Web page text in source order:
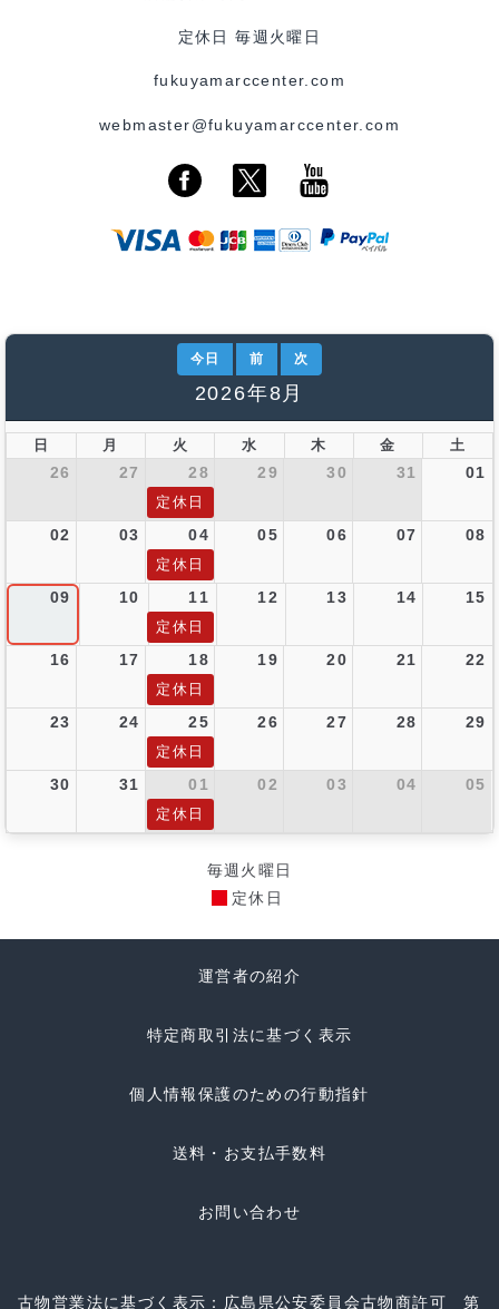
定休日 毎週火曜日
fukuyamarccenter.com
webmaster@fukuyamarccenter.com
今日 前 次
2026年8月
日 月 火 水 木 金 土
26 27 28 29 30 31 01
定休日
02 03 04 05 06 07 08
定休日
09 10 11 12 13 14 15
定休日
16 17 18 19 20 21 22
定休日
23 24 25 26 27 28 29
定休日
30 31 01 02 03 04 05
定休日
毎週火曜日
定休日
運営者の紹介
特定商取引法に基づく表示
個人情報保護のための行動指針
送料・お支払手数料
お問い合わせ
古物営業法に基づく表示：広島県公安委員会古物商許可 第